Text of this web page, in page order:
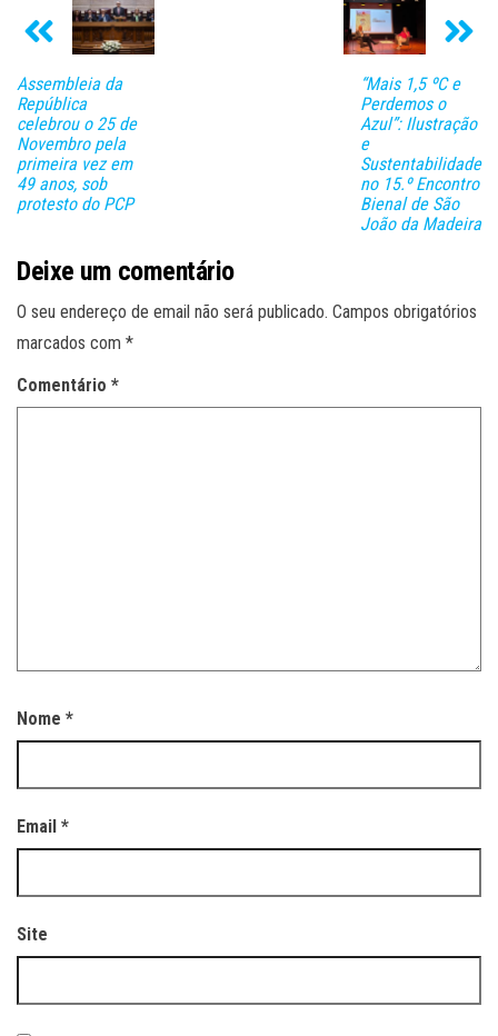
Assembleia da
República
celebrou o 25 de
Novembro pela
primeira vez em
49 anos, sob
protesto do PCP
“Mais 1,5 ºC e
Perdemos o
Azul”: Ilustração
e
Sustentabilidade
no 15.º Encontro
Bienal de São
João da Madeira
Deixe um comentário
O seu endereço de email não será publicado. Campos obrigatórios
marcados com *
Comentário *
Nome *
Email *
Site